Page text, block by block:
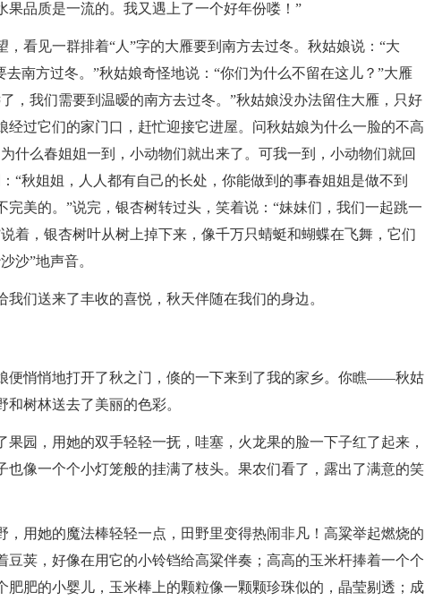
果品质是一流的。我又遇上了一个好年份喽！”
看见一群排着“人”字的大雁要到南方去过冬。秋姑娘说：“大
去南方过冬。”秋姑娘奇怪地说：“你们为什么不留在这儿？”大雁
，我们需要到温暧的南方去过冬。”秋姑娘没办法留住大雁，只好
经过它们的家门口，赶忙迎接它进屋。问秋姑娘为什么一脸的不高
什么春姐姐一到，小动物们就出来了。可我一到，小动物们就回
“秋姐姐，人人都有自己的长处，你能做到的事春姐姐是做不到
完美的。”说完，银杏树转过头，笑着说：“妹妹们，我们一起跳一
着，银杏树叶从树上掉下来，像千万只蜻蜓和蝴蝶在飞舞，它们
沙”地声音。
们送来了丰收的喜悦，秋天伴随在我们的身边。
便悄悄地打开了秋之门，倏的一下来到了我的家乡。你瞧——秋姑
树林送去了美丽的色彩。
园，用她的双手轻轻一抚，哇塞，火龙果的脸一下子红了起来，
也像一个个小灯笼般的挂满了枝头。果农们看了，露出了满意的笑
，用她的魔法棒轻轻一点，田野里变得热闹非凡！高粱举起燃烧的
豆荚，好像在用它的小铃铛给高粱伴奏；高高的玉米杆捧着一个个
肥肥的小婴儿，玉米棒上的颗粒像一颗颗珍珠似的，晶莹剔透；成